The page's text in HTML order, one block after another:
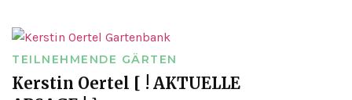
TEILNEHMENDE GÄRTEN
Kerstin Oertel [ ! AKTUELLE